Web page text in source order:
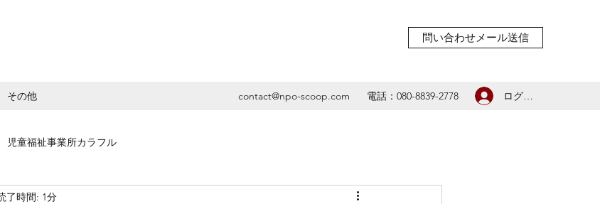
問い合わせメール送信
その他 contact@npo-scoop.com 電話：080-8839-2778 ログイン
児童福祉事業所カラフル
了時間: 1分